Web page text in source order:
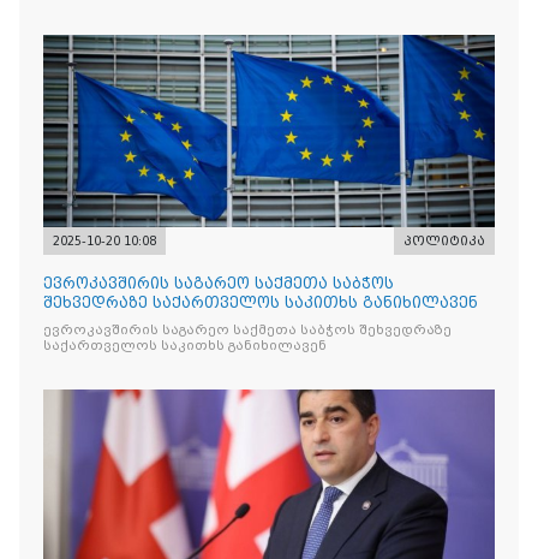
2025-10-20 10:08 პოლიტიკა
ევროკავშირის საგარეო საქმეთა საბჭოს
შეხვედრაზე საქართველოს საკითხს განიხილავენ
ევროკავშირის საგარეო საქმეთა საბჭოს შეხვედრაზე
საქართველოს საკითხს განიხილავენ